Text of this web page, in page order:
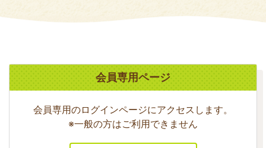
会員専用ページ
会員専用のログインページにアクセスします。
※一般の方はご利用できません